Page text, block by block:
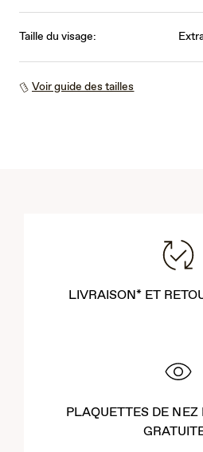
Taille du visage:
Voir guide des tailles
LIVRAISON* ET
PLAQUETTES DE